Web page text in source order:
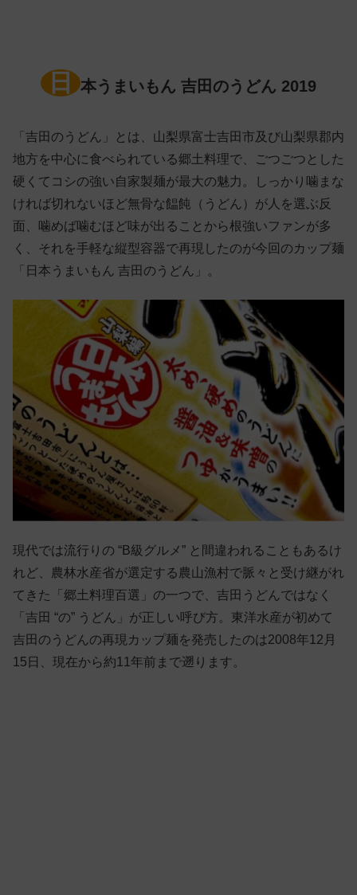
日 本うまいもん 吉田のうどん 2019
「吉田のうどん」とは、山梨県富士吉田市及び山梨県郡内
地方を中心に食べられている郷土料理で、ごつごつとした
硬くてコシの強い自家製麺が最大の魅力。しっかり噛まな
ければ切れないほど無骨な饂飩（うどん）が人を選ぶ反
面、噛めば噛むほど味が出ることから根強いファンが多
く、それを手軽な縦型容器で再現したのが今回のカップ麺
「日本うまいもん 吉田のうどん」。
現代では流行りの “B級グルメ” と間違われることもあるけ
れど、農林水産省が選定する農山漁村で脈々と受け継がれ
てきた「郷土料理百選」の一つで、吉田うどんではなく
「吉田 “の” うどん」が正しい呼び方。東洋水産が初めて
吉田のうどんの再現カップ麺を発売したのは2008年12月
15日、現在から約11年前まで遡ります。